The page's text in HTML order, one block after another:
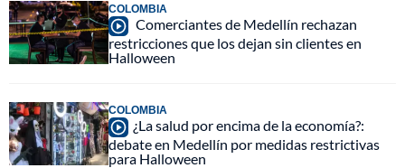
COLOMBIA
Comerciantes de Medellín rechazan
restricciones que los dejan sin clientes en
Halloween
COLOMBIA
¿La salud por encima de la economía?:
debate en Medellín por medidas restrictivas
para Halloween